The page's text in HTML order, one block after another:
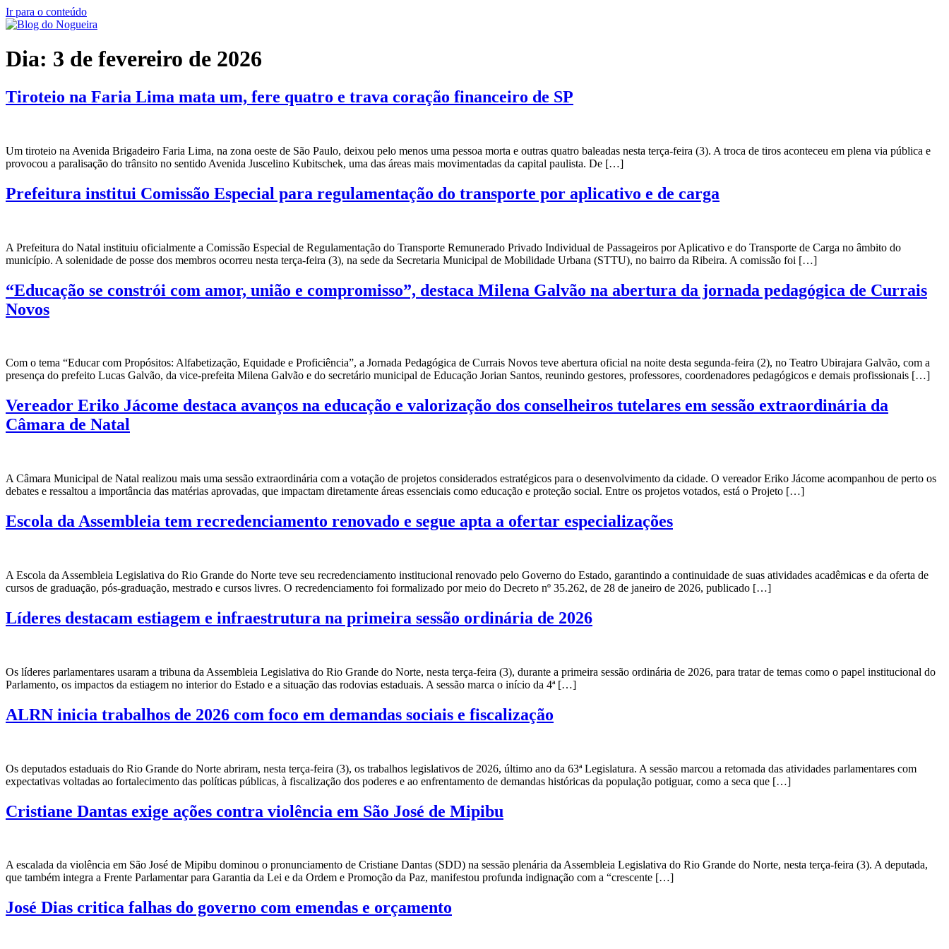
Ir para o conteúdo
Dia: 3 de fevereiro de 2026
Tiroteio na Faria Lima mata um, fere quatro e trava coração financeiro de SP
Um tiroteio na Avenida Brigadeiro Faria Lima, na zona oeste de São Paulo, deixou pelo menos uma pessoa morta e outras quatro baleadas nesta terça-feira (3). A troca de tiros aconteceu em plena via pública e
provocou a paralisação do trânsito no sentido Avenida Juscelino Kubitschek, uma das áreas mais movimentadas da capital paulista. De […]
Prefeitura institui Comissão Especial para regulamentação do transporte por aplicativo e de carga
A Prefeitura do Natal instituiu oficialmente a Comissão Especial de Regulamentação do Transporte Remunerado Privado Individual de Passageiros por Aplicativo e do Transporte de Carga no âmbito do
município. A solenidade de posse dos membros ocorreu nesta terça-feira (3), na sede da Secretaria Municipal de Mobilidade Urbana (STTU), no bairro da Ribeira. A comissão foi […]
“Educação se constrói com amor, união e compromisso”, destaca Milena Galvão na abertura da jornada pedagógica de Currais
Novos
Com o tema “Educar com Propósitos: Alfabetização, Equidade e Proficiência”, a Jornada Pedagógica de Currais Novos teve abertura oficial na noite desta segunda-feira (2), no Teatro Ubirajara Galvão, com a
presença do prefeito Lucas Galvão, da vice-prefeita Milena Galvão e do secretário municipal de Educação Jorian Santos, reunindo gestores, professores, coordenadores pedagógicos e demais profissionais […]
Vereador Eriko Jácome destaca avanços na educação e valorização dos conselheiros tutelares em sessão extraordinária da
Câmara de Natal
A Câmara Municipal de Natal realizou mais uma sessão extraordinária com a votação de projetos considerados estratégicos para o desenvolvimento da cidade. O vereador Eriko Jácome acompanhou de perto os
debates e ressaltou a importância das matérias aprovadas, que impactam diretamente áreas essenciais como educação e proteção social. Entre os projetos votados, está o Projeto […]
Escola da Assembleia tem recredenciamento renovado e segue apta a ofertar especializações
A Escola da Assembleia Legislativa do Rio Grande do Norte teve seu recredenciamento institucional renovado pelo Governo do Estado, garantindo a continuidade de suas atividades acadêmicas e da oferta de
cursos de graduação, pós-graduação, mestrado e cursos livres. O recredenciamento foi formalizado por meio do Decreto nº 35.262, de 28 de janeiro de 2026, publicado […]
Líderes destacam estiagem e infraestrutura na primeira sessão ordinária de 2026
Os líderes parlamentares usaram a tribuna da Assembleia Legislativa do Rio Grande do Norte, nesta terça-feira (3), durante a primeira sessão ordinária de 2026, para tratar de temas como o papel institucional do
Parlamento, os impactos da estiagem no interior do Estado e a situação das rodovias estaduais. A sessão marca o início da 4ª […]
ALRN inicia trabalhos de 2026 com foco em demandas sociais e fiscalização
Os deputados estaduais do Rio Grande do Norte abriram, nesta terça-feira (3), os trabalhos legislativos de 2026, último ano da 63ª Legislatura. A sessão marcou a retomada das atividades parlamentares com
expectativas voltadas ao fortalecimento das políticas públicas, à fiscalização dos poderes e ao enfrentamento de demandas históricas da população potiguar, como a seca que […]
Cristiane Dantas exige ações contra violência em São José de Mipibu
A escalada da violência em São José de Mipibu dominou o pronunciamento de Cristiane Dantas (SDD) na sessão plenária da Assembleia Legislativa do Rio Grande do Norte, nesta terça-feira (3). A deputada,
que também integra a Frente Parlamentar para Garantia da Lei e da Ordem e Promoção da Paz, manifestou profunda indignação com a “crescente […]
José Dias critica falhas do governo com emendas e orçamento